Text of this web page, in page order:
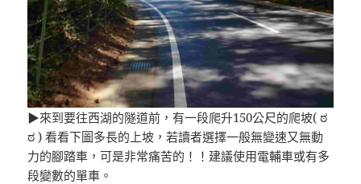
▶來到要往西湖的隧道前，有一段爬升150公尺的爬坡( ಠ
ಠ ) 看看下圖多長的上坡，若讀者選擇一般無變速又無動
力的腳踏車，可是非常痛苦的！！建議使用電輔車或有多
段變數的單車。